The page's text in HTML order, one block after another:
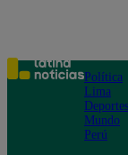
Política
Lima
Deportes
Mundo
Perú